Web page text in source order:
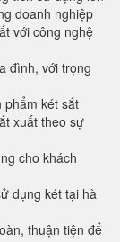
doanh nghiệp
với công nghệ
đình, với trọng
phẩm két sắt
xuất theo sự
cho khách
dụng két tại hà
thuận tiện để